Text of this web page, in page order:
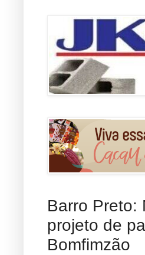
Barro Preto:
projeto de
Bomfimzão